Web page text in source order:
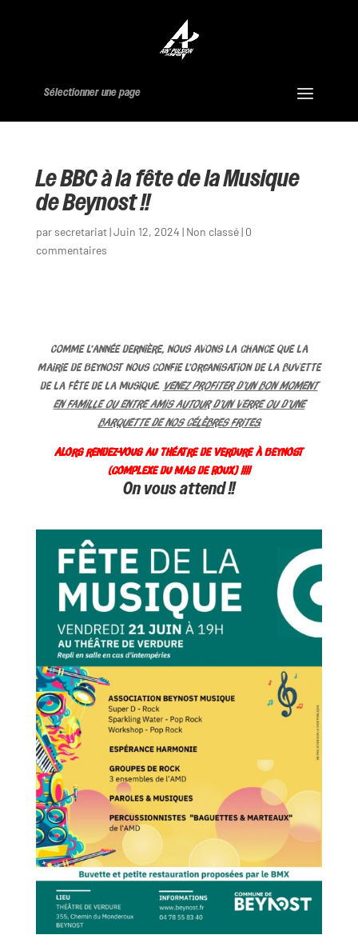
Sélectionner une page
Le BBC à la fête de la Musique
de Beynost !!
par secretariat|Juin 12, 2024 | Non classé| 0
commentaires
Comme l’année dernière, nous avons la chance que la
mairie de Beynost nous confie l’organisation de la buvette
de la fête de la Musique. Venez profiter d’un bon moment
en famille ou entre amis autour d’un verre ou d’une
barquette de nos célèbres frites.
Alors rendez-vous au théatre de verdure à Beynost
(complexe du Mas de Roux) !!!!
On vous attend !!